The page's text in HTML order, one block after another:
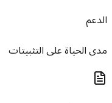
الدعم
مدى الحياة على التثبيتات